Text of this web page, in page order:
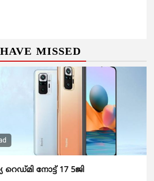
MISSED
നോട്ട് 17 5ജി